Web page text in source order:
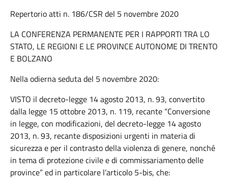
Repertorio atti n. 186/CSR del 5 novembre 2020
LA CONFERENZA PERMANENTE PER I RAPPORTI TRA LO
STATO, LE REGIONI E LE PROVINCE AUTONOME DI TRENTO
E BOLZANO
Nella odierna seduta del 5 novembre 2020:
VISTO il decreto-legge 14 agosto 2013, n. 93, convertito
dalla legge 15 ottobre 2013, n. 119, recante “Conversione
in legge, con modificazioni, del decreto-legge 14 agosto
2013, n. 93, recante disposizioni urgenti in materia di
sicurezza e per il contrasto della violenza di genere, nonché
in tema di protezione civile e di commissariamento delle
province” ed in particolare l’articolo 5-bis, che: